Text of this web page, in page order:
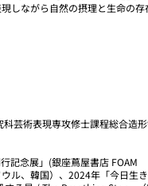
しながら自然の摂理と生命の
芸術表現専攻修士課程総合造
記念展」(銀座蔦屋書店 FOAM
ル、韓国）、2024年「今日生